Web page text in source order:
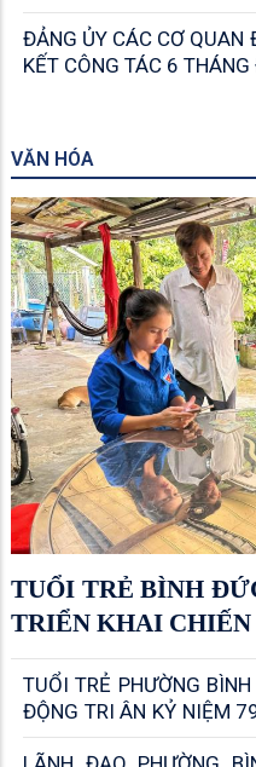
ĐẢNG ỦY CÁC CƠ QUAN
KẾT CÔNG TÁC 6
VĂN HÓA
TUỔI TRẺ BÌNH
TRIỂN KHAI
TUỔI TRẺ PHƯỜNG
ĐỘNG TRI ÂN KỶ NIỆM
LIỆT SỸ